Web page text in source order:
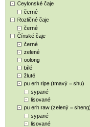
Ceylonské čaje
černé
Rozličné čaje
černé
Čínské čaje
černé
zelené
oolong
bílé
žluté
pu erh ripe (tmavý = shu)
sypané
lisované
pu erh raw (zelený = sheng)
sypané
lisované